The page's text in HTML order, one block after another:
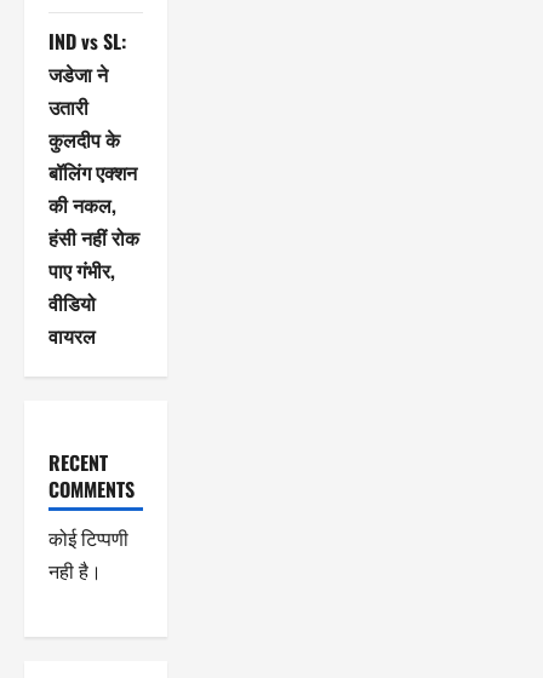
IND vs SL:
जडेजा ने
उतारी
कुलदीप के
बॉलिंग एक्शन
की नकल,
हंसी नहीं रोक
पाए गंभीर,
वीडियो
वायरल
RECENT
COMMENTS
कोई टिप्पणी
नही है।